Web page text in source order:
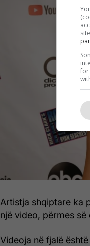
Artistja shqiptare ka
një video, përmes së
Videoja në fjalë
for